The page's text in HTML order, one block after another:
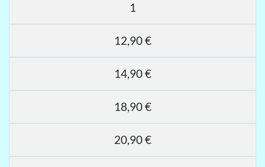
1
12,90 €
14,90 €
18,90 €
20,90 €